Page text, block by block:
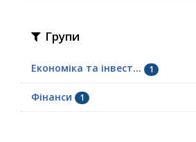
Групи
Економіка та інвест... 1
Фінанси 1